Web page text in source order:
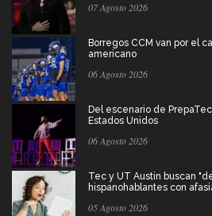
07 Agosto 2026
Borregos CCM van por el
americano
06 Agosto 2026
Del escenario de
Estados Unidos
06 Agosto 2026
Tec y UT Austin buscan
hispanohablantes con
05 Agosto 2026